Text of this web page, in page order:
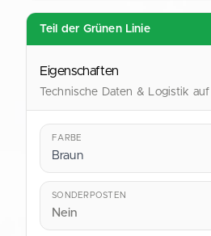
Teil der Grünen Linie
Eigenschaften
Technische Daten & Logistik
FARBE
Braun
SONDERPOSTEN
Nein